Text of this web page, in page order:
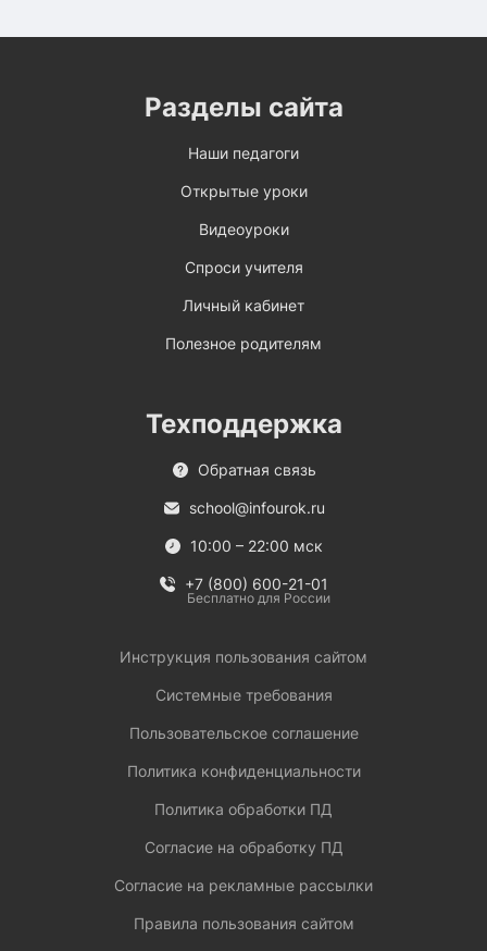
Разделы сайта
Наши педагоги
Открытые уроки
Видеоуроки
Спроси учителя
Личный кабинет
Полезное родителям
Техподдержка
Обратная связь
school@infourok.ru
10:00 – 22:00 мск
+7 (800) 600-21-01
Бесплатно для России
Инструкция пользования сайтом
Системные требования
Пользовательское соглашение
Политика конфиденциальности
Политика обработки ПД
Согласие на обработку ПД
Согласие на рекламные рассылки
Правила пользования сайтом